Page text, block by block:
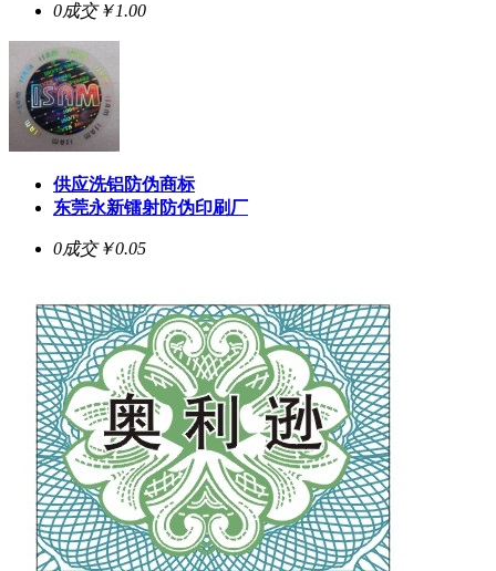
0成交￥1.00
供应洗铝防伪商标
东莞永新镭射防伪印刷厂
0成交￥0.05